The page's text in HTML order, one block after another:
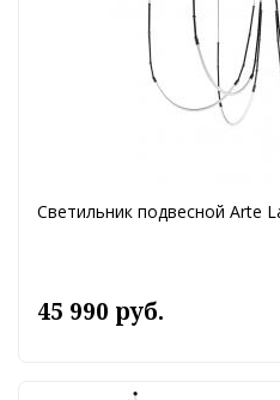
Светильник подвесной Arte
45 990 руб.